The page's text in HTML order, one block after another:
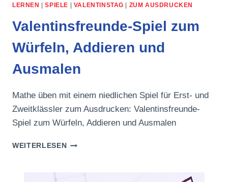
LERNEN |SPIELE | VALENTINSTAG | ZUM AUSDRUCKEN
Valentinsfreunde-Spiel zum
Würfeln, Addieren und
Ausmalen
Mathe üben mit einem niedlichen Spiel für Erst- und
Zweitklässler zum Ausdrucken: Valentinsfreunde-
Spiel zum Würfeln, Addieren und Ausmalen
WEITERLESENVALENTINSFREUNDE-